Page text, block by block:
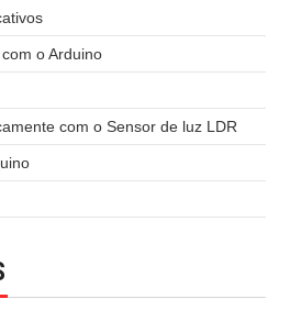
o Arduino
com o Sensor de luz LDR